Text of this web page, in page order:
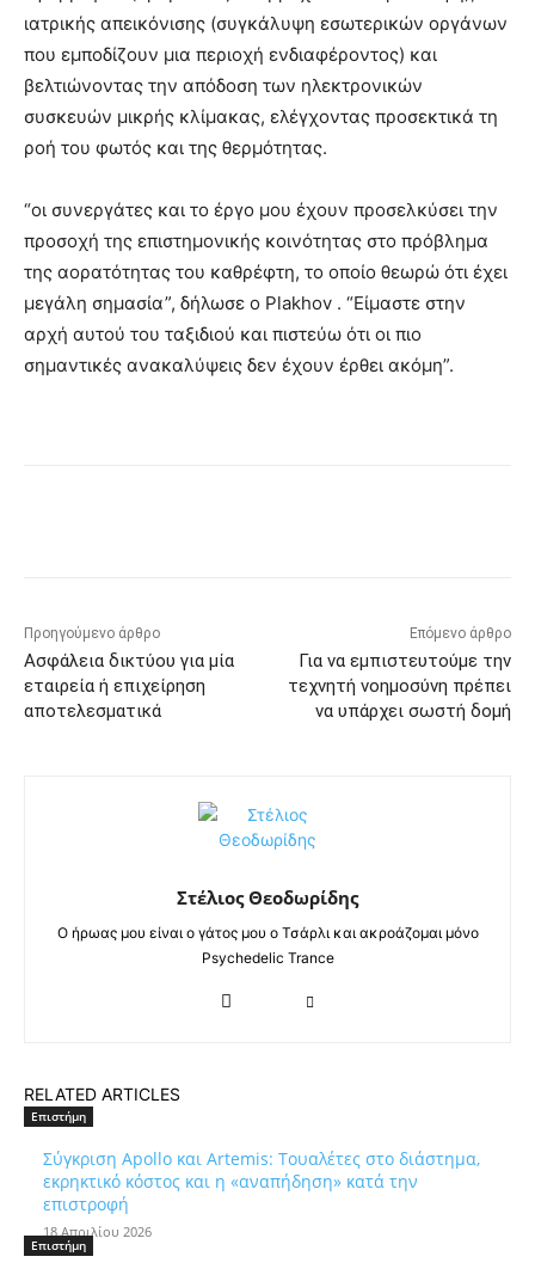
ιατρικής απεικόνισης (συγκάλυψη εσωτερικών οργάνων
που εμποδίζουν μια περιοχή ενδιαφέροντος) και
βελτιώνοντας την απόδοση των ηλεκτρονικών
συσκευών μικρής κλίμακας, ελέγχοντας προσεκτικά τη
ροή του φωτός και της θερμότητας.
“οι συνεργάτες και το έργο μου έχουν προσελκύσει την
προσοχή της επιστημονικής κοινότητας στο πρόβλημα
της αορατότητας του καθρέφτη, το οποίο θεωρώ ότι έχει
μεγάλη σημασία”, δήλωσε ο Plakhov . “Είμαστε στην
αρχή αυτού του ταξιδιού και πιστεύω ότι οι πιο
σημαντικές ανακαλύψεις δεν έχουν έρθει ακόμη”.
Προηγούμενο άρθρο
Ασφάλεια δικτύου για μία
εταιρεία ή επιχείρηση
αποτελεσματικά
Επόμενο άρθρο
Για να εμπιστευτούμε την
τεχνητή νοημοσύνη πρέπει
να υπάρχει σωστή δομή
Στέλιος Θεοδωρίδης
Ο ήρωας μου είναι ο γάτος μου ο Τσάρλι και ακροάζομαι μόνο
Psychedelic Trance
RELATED ARTICLES
Επιστήμη
Σύγκριση Apollo και Artemis: Τουαλέτες στο διάστημα,
εκρηκτικό κόστος και η «αναπήδηση» κατά την
επιστροφή
18 Απριλίου 2026
Επιστήμη